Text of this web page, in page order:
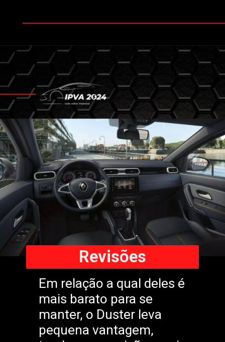
Em relação a qual deles é
mais barato para se
manter, o Duster leva
pequena vantagem,
Revisões